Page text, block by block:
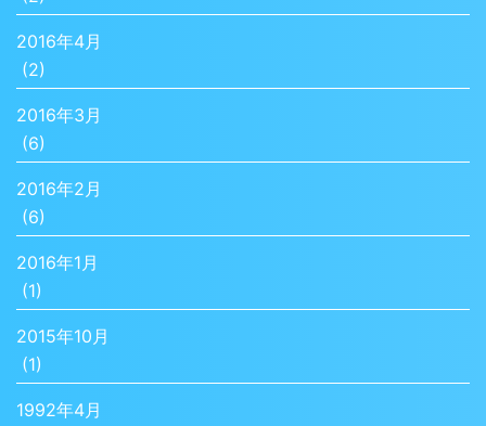
2016年4月
(2)
2016年3月
(6)
2016年2月
(6)
2016年1月
(1)
2015年10月
(1)
1992年4月